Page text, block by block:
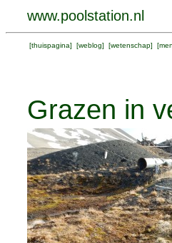
www.poolstation.nl
[thuispagina] [weblog] [wetenschap] [
Grazen in